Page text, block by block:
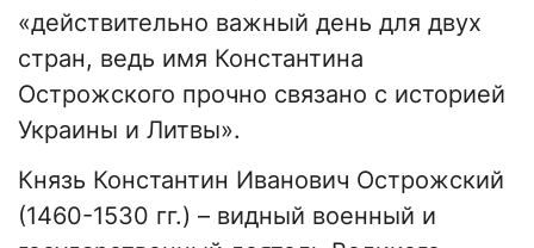
«действительно важный день для двух
стран, ведь имя Константина
Острожского прочно связано с историей
Украины и Литвы».
Князь Константин Иванович Острожский
(1460-1530 гг.) – видный военный и